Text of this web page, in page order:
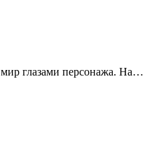
глазами персонажа. На…